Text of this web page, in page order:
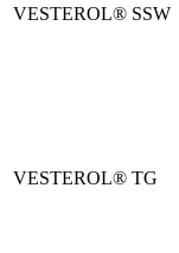
VESTEROL® SSW
VESTEROL® TG